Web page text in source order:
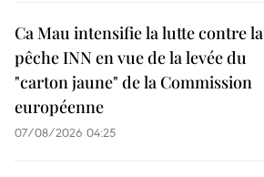
Ca Mau intensifie la lutte contre la
pêche INN en vue de la levée du
"carton jaune" de la Commission
européenne
07/08/2026 04:25